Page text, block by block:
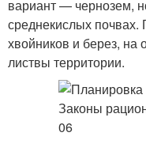
вариант — чернозем,
среднекислых почвах.
хвойников и берез,
листвы территории.